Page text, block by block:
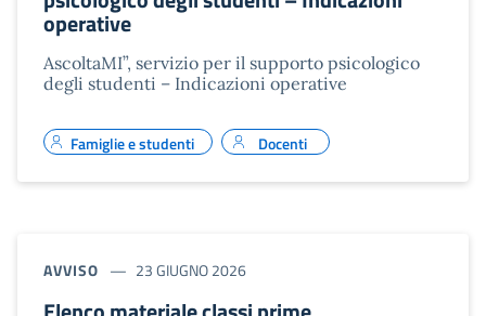
operative
AscoltaMI”, servizio per il supporto psicologico
degli studenti – Indicazioni operative
Famiglie e studenti Docenti
AVVISO 23 GIUGNO 2026